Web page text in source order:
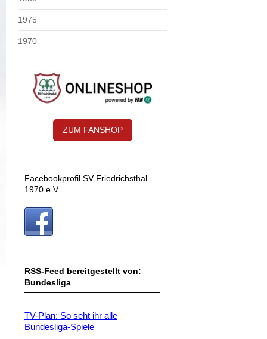
1975
1970
ZUM FANSHOP
Facebookprofil SV Friedrichsthal
1970 e.V.
RSS-Feed bereitgestellt von:
Bundesliga
TV-Plan: So seht ihr alle
Bundesliga-Spiele